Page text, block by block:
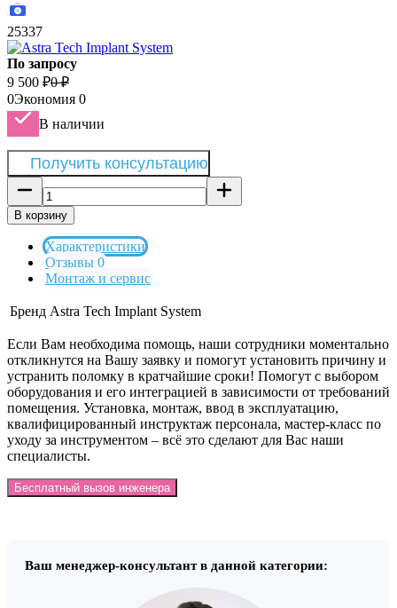
25337
По запросу
9 500 ₽0 ₽
0Экономия 0
В наличии
Получить консультацию
В корзину
Характеристики
Отзывы 0
Монтаж и сервис
Бренд Astra Tech Implant System
Если Вам необходима помощь, наши сотрудники моментально
откликнутся на Вашу заявку и помогут установить причину и
устранить поломку в кратчайшие сроки! Помогут с выбором
оборудования и его интеграцией в зависимости от требований
помещения. Установка, монтаж, ввод в эксплуатацию,
квалифицированный инструктаж персонала, мастер-класс по
уходу за инструментом – всё это сделают для Вас наши
специалисты.
Бесплатный вызов инженера
Ваш менеджер-консультант в данной категории: